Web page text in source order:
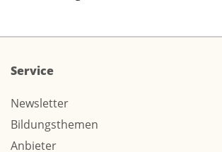
Service
Newsletter
Bildungsthemen
Anbieter